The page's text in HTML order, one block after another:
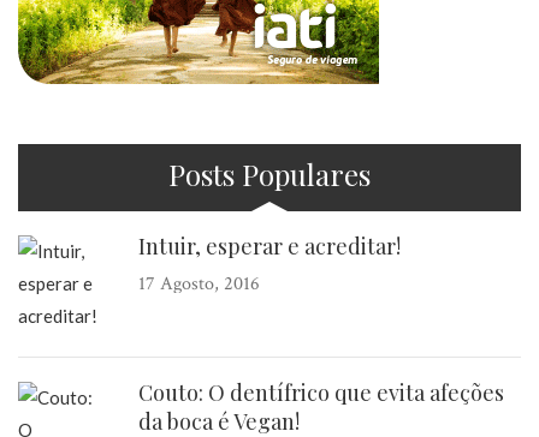
Posts Populares
Intuir, esperar e acreditar!
17 Agosto, 2016
Couto: O dentífrico que evita afeções
da boca é Vegan!